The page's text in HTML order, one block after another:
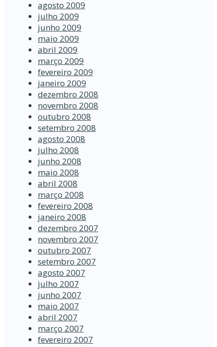
agosto 2009
julho 2009
junho 2009
maio 2009
abril 2009
março 2009
fevereiro 2009
janeiro 2009
dezembro 2008
novembro 2008
outubro 2008
setembro 2008
agosto 2008
julho 2008
junho 2008
maio 2008
abril 2008
março 2008
fevereiro 2008
janeiro 2008
dezembro 2007
novembro 2007
outubro 2007
setembro 2007
agosto 2007
julho 2007
junho 2007
maio 2007
abril 2007
março 2007
fevereiro 2007